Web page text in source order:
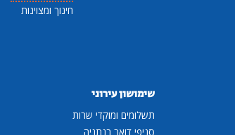
חינוך ומצוינות
שימושון עירוני
תשלומים ומוקדי שרות
סניפי דואר בנתניה